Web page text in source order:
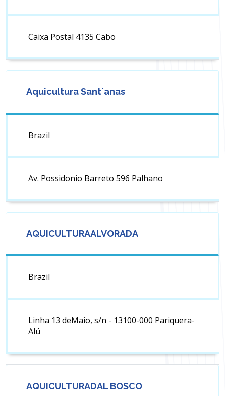
Caixa Postal 4135 Cabo
Aquicultura Sant`anas
Brazil
Av. Possidonio Barreto 596 Palhano
AQUICULTURAALVORADA
Brazil
Linha 13 deMaio, s/n - 13100-000 Pariquera-
Alú
AQUICULTURADAL BOSCO